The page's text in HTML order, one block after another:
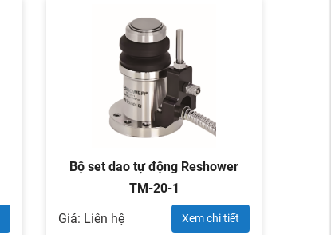
Bộ set dao tự động Reshower
TM-20-1
Giá: Liên hệ
Xem chi tiết